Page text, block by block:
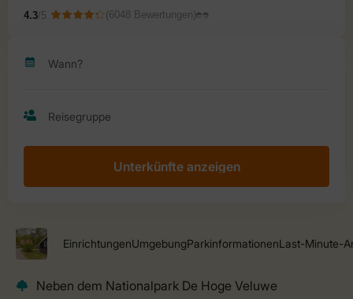
Unterkünfte anzeigen